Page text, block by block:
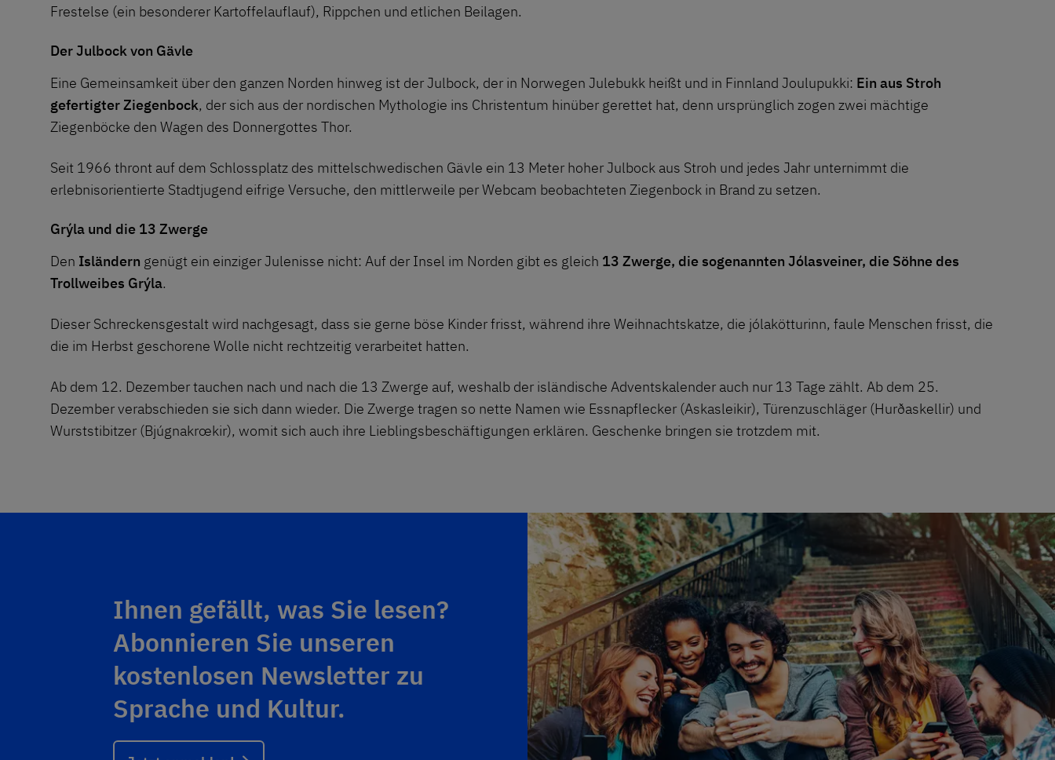
Frestelse (ein besonderer Kartoffelauflauf), Rippchen und etlichen Beilagen.
Der Julbock von Gävle
Eine Gemeinsamkeit über den ganzen Norden hinweg ist der Julbock, der in Norwegen Julebukk heißt und in Finnland Joulupukki: Ein aus Stroh
gefertigter Ziegenbock, der sich aus der nordischen Mythologie ins Christentum hinüber gerettet hat, denn ursprünglich zogen zwei mächtige
Ziegenböcke den Wagen des Donnergottes Thor.
Seit 1966 thront auf dem Schlossplatz des mittelschwedischen Gävle ein 13 Meter hoher Julbock aus Stroh und jedes Jahr unternimmt die
erlebnisorientierte Stadtjugend eifrige Versuche, den mittlerweile per Webcam beobachteten Ziegenbock in Brand zu setzen.
Grýla und die 13 Zwerge
Den Isländern genügt ein einziger Julenisse nicht: Auf der Insel im Norden gibt es gleich 13 Zwerge, die sogenannten Jólasveiner, die Söhne des
Trollweibes Grýla.
Dieser Schreckensgestalt wird nachgesagt, dass sie gerne böse Kinder frisst, während ihre Weihnachtskatze, die jólakötturinn, faule Menschen frisst, die
die im Herbst geschorene Wolle nicht rechtzeitig verarbeitet hatten.
Ab dem 12. Dezember tauchen nach und nach die 13 Zwerge auf, weshalb der isländische Adventskalender auch nur 13 Tage zählt. Ab dem 25.
Dezember verabschieden sie sich dann wieder. Die Zwerge tragen so nette Namen wie Essnapflecker (Askasleikir), Türenzuschläger (Hurðaskellir) und
Wurststibitzer (Bjúgnakrœkir), womit sich auch ihre Lieblingsbeschäftigungen erklären. Geschenke bringen sie trotzdem mit.
Ihnen gefällt, was Sie lesen?
Abonnieren Sie unseren
kostenlosen Newsletter zu
Sprache und Kultur.